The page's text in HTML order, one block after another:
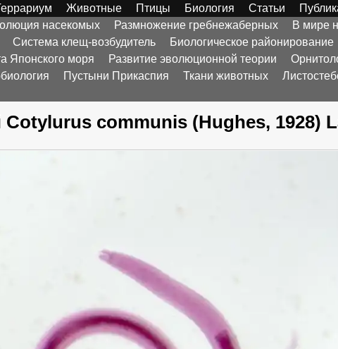
Животные Птицы Биология Статьи
насекомых Размножение гребнежаберных
В мире
Система клещ-возбудитель
Биологическое районирование
Японского моря Развитие эволюционной теории
Пустыни Прикаспия Ткани животных
communis (Hughes, 1928)